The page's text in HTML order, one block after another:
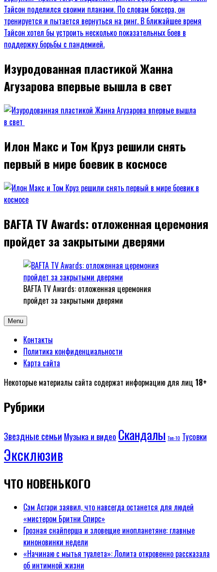
Изуродованная пластикой Жанна
Агузарова впервые вышла в свет
Илон Макс и Том Круз решили снять
первый в мире боевик в космосе
BAFTA TV Awards: отложенная церемония
пройдет за закрытыми дверями
BAFTA TV Awards: отложенная церемония
пройдет за закрытыми дверями
Menu
Контакты
Политика конфиденциальности
Карта сайта
Некоторые материалы сайта содержат информацию для лиц 18+
Рубрики
Звездные семьи Музыка и видео Скандалы Топ-10 Тусовки
Эксклюзив
ЧТО НОВЕНЬКОГО
Сэм Асгари заявил, что навсегда останется для людей
«мистером Бритни Спирс»
Грозная снайперша и зловещие инопланетяне: главные
киноновинки недели
«Начинаю с мытья туалета»: Лолита откровенно рассказала
об интимной жизни